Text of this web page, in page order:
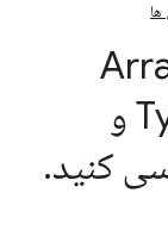
ها
View و
.